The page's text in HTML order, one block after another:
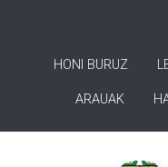
HONI BURUZ
ARAUAK